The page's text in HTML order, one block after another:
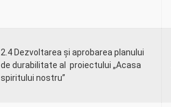
2.4 Dezvoltarea și aprobarea planului
de durabilitate al proiectului „Acasa
spiritului nostru”